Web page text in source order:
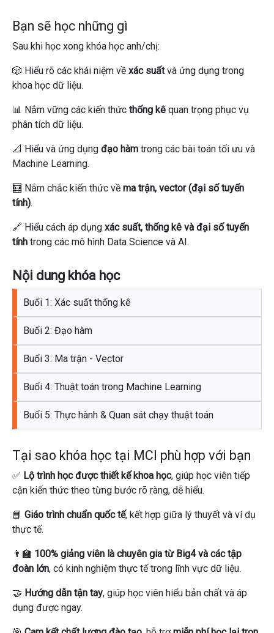
Bạn sẽ học những gì
Sau khi học xong khóa học anh/chị:
🎲 Hiểu rõ các khái niệm về xác suấtvà ứng dụng trong
khoa học dữ liệu.
📊 Nắm vững các kiến thức thống kê quan trọng phục vụ
phân tích dữ liệu.
📐 Hiểu và ứng dụng đạo hàm trong các bài toán tối ưu và
Machine Learning.
🧮 Nắm chắc kiến thức về ma trận, vector (đại số tuyến
tính).
🔗 Hiểu cách áp dụng xác suất, thống kê và đại số tuyến
tính trong các mô hình Data Science và AI.
Nội dung khóa học
Buổi 1: Xác suất thống kê
Buổi 2: Đạo hàm
Buổi 3: Ma trận - Vector
Buổi 4: Thuật toán trong Machine Learning
Buổi 5: Thực hành & Quan sát chạy thuật toán
Tại sao khóa học tại MCI phù hợp với bạn
✅ Lộ trình học được thiết kế khoa học, giúp học viên tiếp
cận kiến thức theo từng bước rõ ràng, dễ hiểu.
📘 Giáo trình chuẩn quốc tế, kết hợp giữa lý thuyết và ví dụ
thực tế.
👨‍🏫 100% giảng viên là chuyên gia từ Big4 và các tập
đoàn lớn, có kinh nghiệm thực tế trong lĩnh vực dữ liệu.
🤝 Hướng dẫn tận tay, giúp học viên hiểu bản chất và áp
dụng được ngay.